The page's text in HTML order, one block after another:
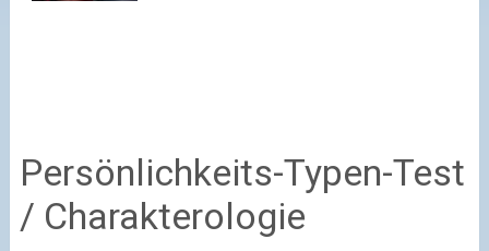
Persönlichkeits-Typen-Test
/ Charakterologie